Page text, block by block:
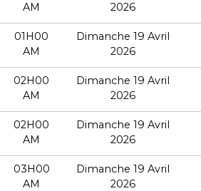
AM
2026
01H00
AM
Dimanche 19 Avril
2026
02H00
AM
Dimanche 19 Avril
2026
02H00
AM
Dimanche 19 Avril
2026
03H00
AM
Dimanche 19 Avril
2026